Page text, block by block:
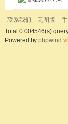
联系我们 无图版
Total 0.004546(s)
Powered by phpwind